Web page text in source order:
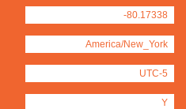
-80.17338
America/New_York
UTC-5
Y